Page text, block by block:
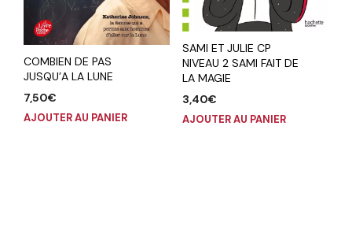
COMBIEN DE PAS
JUSQU’A LA LUNE
7,50€
AJOUTER AU PANIER
SAMI ET JULIE CP
NIVEAU 2 SAMI FAIT DE
LA MAGIE
3,40€
AJOUTER AU PANIER